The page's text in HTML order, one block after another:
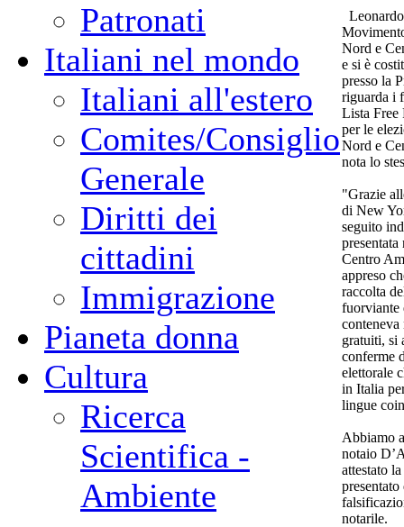
Patronati
Italiani nel mondo
Italiani all'estero
Comites/Consiglio
Generale
Diritti dei
cittadini
Immigrazione
Pianeta donna
Cultura
Ricerca
Scientifica -
Ambiente
Nord e
e si è
presso la
riguarda i
Lista Free
per le
Nord e
nota lo
"Grazie
di New
seguito
Centro
appreso
raccolta
fuorviante
gratuiti, si
conferme
elettorale
in Italia
lingue
Abbiamo
notaio
attestato
notarile.